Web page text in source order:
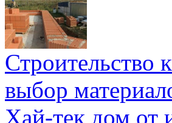
Строительство
выбор
Хай-тек дом от